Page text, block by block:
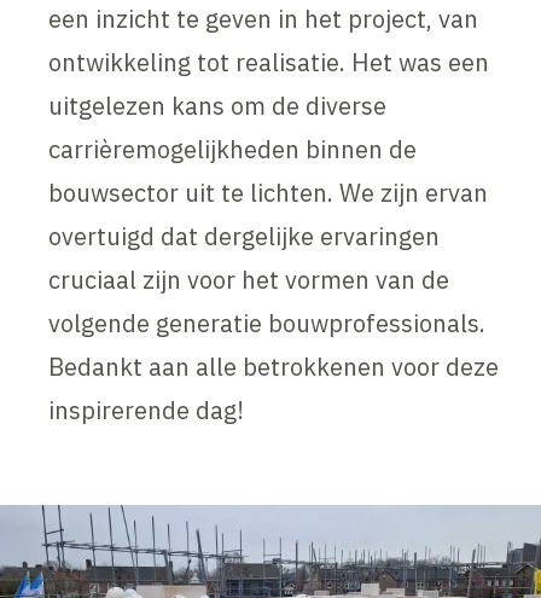
een inzicht te geven in het project, van
ontwikkeling tot realisatie. Het was een
uitgelezen kans om de diverse
carrièremogelijkheden binnen de
bouwsector uit te lichten. We zijn ervan
overtuigd dat dergelijke ervaringen
cruciaal zijn voor het vormen van de
volgende generatie bouwprofessionals.
Bedankt aan alle betrokkenen voor deze
inspirerende dag!